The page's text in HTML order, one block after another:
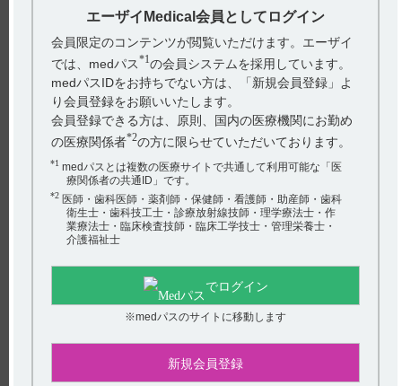
●レミトロの適正使用情報は、下記サイトでも提供します。
【引用】
1）レミトロ点滴静注用300μg 総合製品情報概要 薬効薬理 1. 作
用機序 p37 （REM1001CSG）
2）Williams DP, et al.: Protein Eng. 1987; 1: 493-498 [REM-0006]
3）Bacha P, et al.: J Exp Med. 1988; 167: 612-622 [REM-0007]
4）vanderSpek JC, et al.: J Biol Chem. 1993; 268: 12077-12082
[REM-0008]
5）Waldmann TA : J Biol Chem. 1991; 266: 2681-2684 [REM-
6）Takeshita T, et al.: Science. 1992; 257: 379-382 [REM-0009]
7）Yu A, et al.: J Immunol. 2000; 165: 2556-2562 [REM-0014]
【更新年月】
戻る
エーザイMedical会員としてログイン
会員限定のコンテンツが閲覧いただけます。エーザイ
では、medパス*1の会員システムを採用しています。
medパスIDをお持ちでない方は、「新規会員登録」よ
り会員登録をお願いいたします。
会員登録できる方は、原則、国内の医療機関にお勤め
の医療関係者*2の方に限らせていただいております。
*1 medパスとは複数の医療サイトで共通して利用可能な「医
療関係者の共通ID」です。
*2 医師・歯科医師・薬剤師・保健師・看護師・助産師・歯科
衛生士・歯科技工士・診療放射線技師・理学療法士・作
業療法士・臨床検査技師・臨床工学技士・管理栄養士・
介護福祉士
でログイン
※medパスのサイトに移動します
新規会員登録